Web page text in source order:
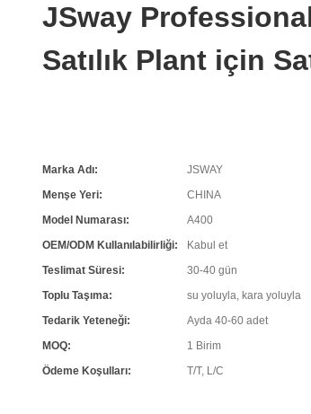
JSway
Satılık Plant için
Marka Adı:
JSWAY
Menşe Yeri:
CHINA
Model Numarası:
A400
OEM/ODM Kullanılabilirliği:
Kabul et
Teslimat Süresi:
30-40 gün
Toplu Taşıma:
su yoluyla, kara yoluyla
Tedarik Yeteneği:
Ayda 40-60 adet
MOQ:
1 Birim
Ödeme Koşulları:
T/T, L/C